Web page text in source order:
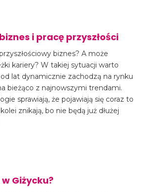
i pracę przyszłości
biznes? A może
kariery? W takiej sytuacji warto
lat dynamicznie zachodzą na rynku
bieżąco z najnowszymi trendami.
sprawiają, że pojawiają się coraz to
znikają, bo nie będą już dłużej
Giżycku?